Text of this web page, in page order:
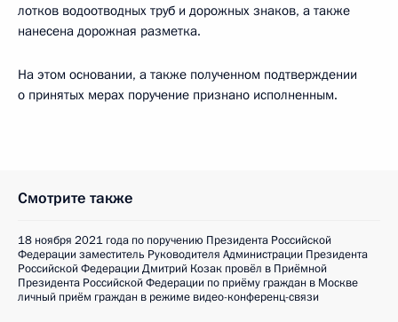
лотков водоотводных труб и дорожных знаков, а также
нанесена дорожная разметка.
На этом основании, а также полученном подтверждении
о принятых мерах поручение признано исполненным.
Смотрите также
18 ноября 2021 года по поручению Президента Российской
Федерации заместитель Руководителя Администрации Президента
Российской Федерации Дмитрий Козак провёл в Приёмной
Президента Российской Федерации по приёму граждан в Москве
личный приём граждан в режиме видео-конференц-связи